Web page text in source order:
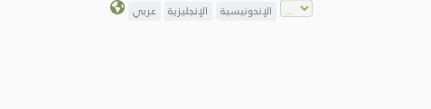
عربي الإنجليزية الإندونيسية